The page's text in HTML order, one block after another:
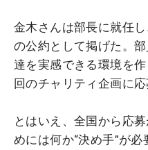
金木さんは部長に就任
の公約として掲げた。
達を実感できる環境を
回のチャリティ企画に応
とはいえ、全国から応
めには何か“決め手”が